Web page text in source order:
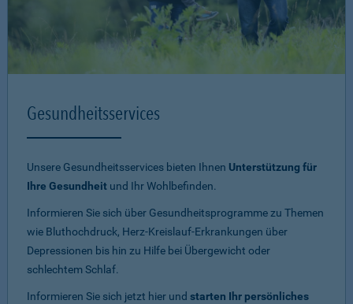
Gesundheitsservices
Unsere Gesundheitsservices bieten Ihnen Unterstützung für
Ihre Gesundheit und Ihr Wohlbefinden.
Informieren Sie sich über Gesundheitsprogramme zu Themen
wie Bluthochdruck, Herz-Kreislauf-Erkrankungen über
Depressionen bis hin zu Hilfe bei Übergewicht oder
schlechtem Schlaf.
Informieren Sie sich jetzt hier und starten Ihr persönliches